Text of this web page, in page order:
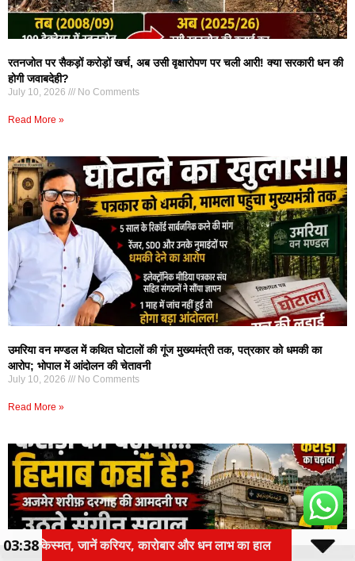
रतनजोत पर सैकड़ों करोड़ों खर्च, अब उसी वृक्षारोपण पर चली आरी! क्या सरकारी धन की
होगी जवाबदेही?
July 10, 2026 No Comments
Read More »
उमरिया वन मण्डल में कथित घोटालों की गूंज मुख्यमंत्री तक, पत्रकार को धमकी का
आरोप; भोपाल में आंदोलन की चेतावनी
July 10, 2026 No Comments
Read More »
और धन लाभ का हाल तीन वर्षीय रोलिंग बजट पर होगा फोकस
03:38